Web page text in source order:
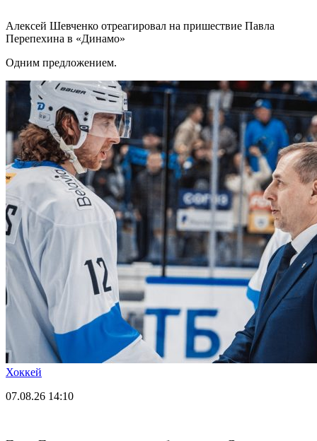
Алексей Шевченко отреагировал на пришествие Павла
Перепехина в «Динамо»
Одним предложением.
Хоккей
07.08.26 14:10